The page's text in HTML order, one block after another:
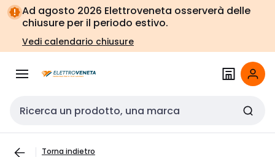
Vai alla
navigazione
Vai
alla
pagina
Ad agosto 2026 Elettroveneta osserverà delle
chiusure per il periodo estivo.
Vedi calendario chiusure
Cerca input
Torna indietro